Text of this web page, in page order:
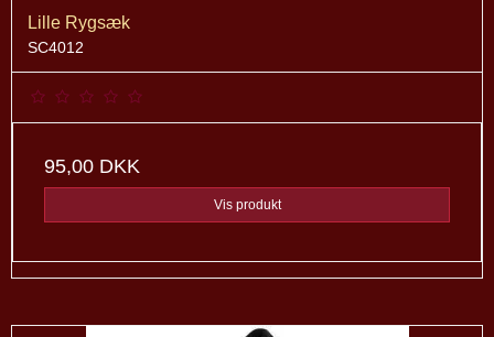
Lille Rygsæk
SC4012
95,00 DKK
Vis produkt